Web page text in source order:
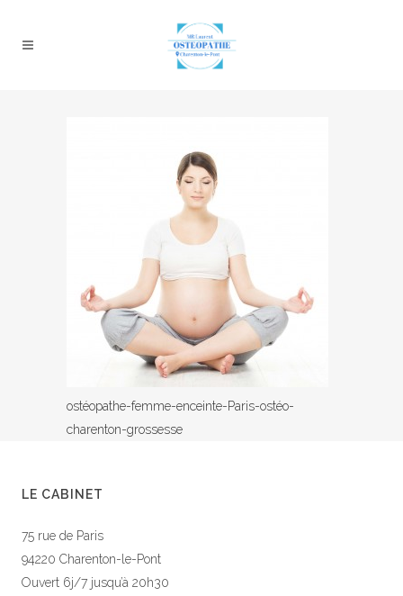
ostéopathe-femme-enceinte-Paris-ostéo-
charenton-grossesse
LE CABINET
75 rue de Paris
94220 Charenton-le-Pont
Ouvert 6j/7 jusqu’à 20h30